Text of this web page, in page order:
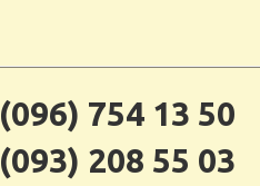
(096) 754 13 50
(093) 208 55 03